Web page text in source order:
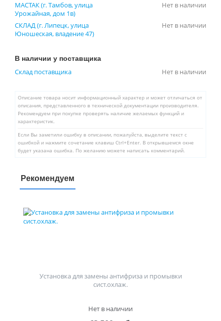
МАСТАК (г. Тамбов, улица
Урожайная, дом 1в)
Нет в наличии
СКЛАД (г. Липецк, улица
Юношеская, владение 47)
Нет в наличии
В наличии у поставщика
Склад поставщика Нет в наличии
Описание товара носит информационный характер и может отличаться от
описания, представленного в технической документации производителя.
Рекомендуем при покупке проверять наличие желаемых функций и
характеристик.
Если Вы заметили ошибку в описании, пожалуйста, выделите текст с
ошибкой и нажмите сочетание клавиш Ctrl+Enter. В открывшемся окне
будет указана ошибка. По желанию можете написать комментарий.
Рекомендуем
Установка для замены антифриза и промывки
сист.охлаж.
Нет в наличии